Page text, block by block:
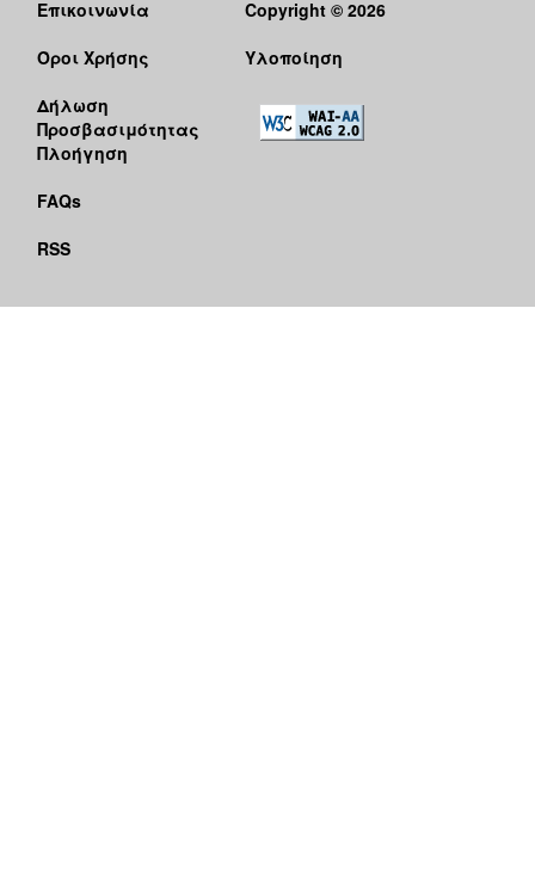
Επικοινωνία
Όροι Χρήσης
Δήλωση
Προσβασιμότητας
Πλοήγηση
FAQs
RSS
Copyright © 2026
Υλοποίηση